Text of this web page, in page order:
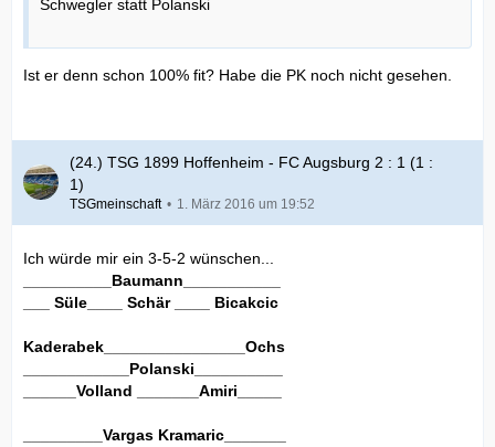
Schwegler statt Polanski
Ist er denn schon 100% fit? Habe die PK noch nicht gesehen.
(24.) TSG 1899 Hoffenheim - FC Augsburg 2 : 1 (1 :
1)
TSGmeinschaft 1. März 2016 um 19:52
Ich würde mir ein 3-5-2 wünschen...
__________Baumann___________
___ Süle____ Schär ____ Bicakcic
Kaderabek________________ Ochs
____________Polanski__________
______Volland _______Amiri_____
_________Vargas Kramaric_______